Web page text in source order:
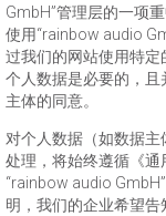
GmbH”管理层的一项
使用“rainbow audio
过我们的网站使用特
个人数据是必要的，
主体的同意。
对个人数据（如数据
处理，将始终遵循《通
“rainbow audio
明，我们的企业希望